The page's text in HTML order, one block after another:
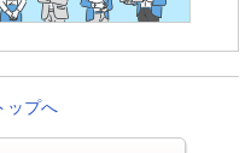
ップへ